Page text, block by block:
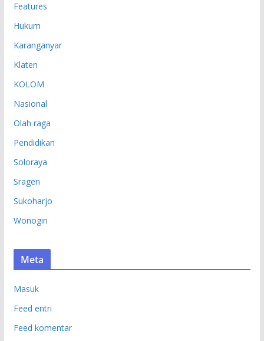
Features
Hukum
Karanganyar
Klaten
KOLOM
Nasional
Olah raga
Pendidikan
Soloraya
Sragen
Sukoharjo
Wonogiri
Meta
Masuk
Feed entri
Feed komentar